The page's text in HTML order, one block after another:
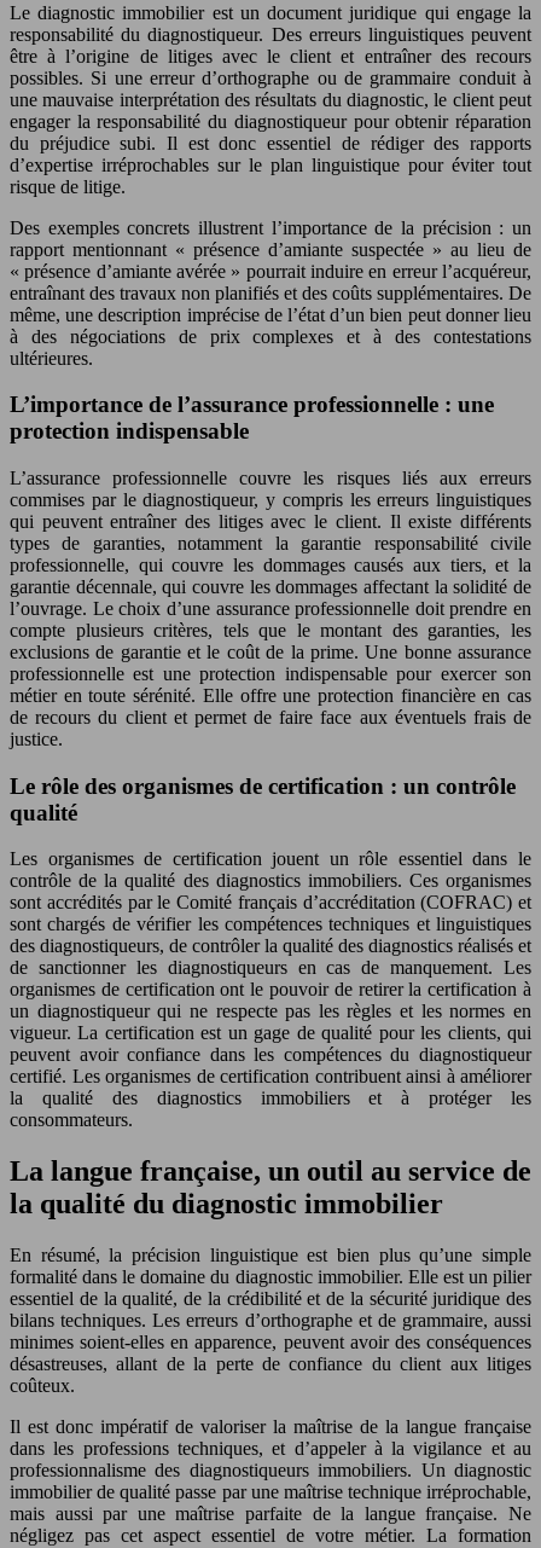
Le diagnostic immobilier est un document juridique qui engage la
responsabilité du diagnostiqueur. Des erreurs linguistiques peuvent
être à l’origine de litiges avec le client et entraîner des recours
possibles. Si une erreur d’orthographe ou de grammaire conduit à
une mauvaise interprétation des résultats du diagnostic, le client peut
engager la responsabilité du diagnostiqueur pour obtenir réparation
du préjudice subi. Il est donc essentiel de rédiger des rapports
d’expertise irréprochables sur le plan linguistique pour éviter tout
risque de litige.
Des exemples concrets illustrent l’importance de la précision : un
rapport mentionnant « présence d’amiante suspectée » au lieu de
« présence d’amiante avérée » pourrait induire en erreur l’acquéreur,
entraînant des travaux non planifiés et des coûts supplémentaires. De
même, une description imprécise de l’état d’un bien peut donner lieu
à des négociations de prix complexes et à des contestations
ultérieures.
L’importance de l’assurance professionnelle : une
protection indispensable
L’assurance professionnelle couvre les risques liés aux erreurs
commises par le diagnostiqueur, y compris les erreurs linguistiques
qui peuvent entraîner des litiges avec le client. Il existe différents
types de garanties, notamment la garantie responsabilité civile
professionnelle, qui couvre les dommages causés aux tiers, et la
garantie décennale, qui couvre les dommages affectant la solidité de
l’ouvrage. Le choix d’une assurance professionnelle doit prendre en
compte plusieurs critères, tels que le montant des garanties, les
exclusions de garantie et le coût de la prime. Une bonne assurance
professionnelle est une protection indispensable pour exercer son
métier en toute sérénité. Elle offre une protection financière en cas
de recours du client et permet de faire face aux éventuels frais de
justice.
Le rôle des organismes de certification : un contrôle
qualité
Les organismes de certification jouent un rôle essentiel dans le
contrôle de la qualité des diagnostics immobiliers. Ces organismes
sont accrédités par le Comité français d’accréditation (COFRAC) et
sont chargés de vérifier les compétences techniques et linguistiques
des diagnostiqueurs, de contrôler la qualité des diagnostics réalisés et
de sanctionner les diagnostiqueurs en cas de manquement. Les
organismes de certification ont le pouvoir de retirer la certification à
un diagnostiqueur qui ne respecte pas les règles et les normes en
vigueur. La certification est un gage de qualité pour les clients, qui
peuvent avoir confiance dans les compétences du diagnostiqueur
certifié. Les organismes de certification contribuent ainsi à améliorer
la qualité des diagnostics immobiliers et à protéger les
consommateurs.
La langue française, un outil au service de
la qualité du diagnostic immobilier
En résumé, la précision linguistique est bien plus qu’une simple
formalité dans le domaine du diagnostic immobilier. Elle est un pilier
essentiel de la qualité, de la crédibilité et de la sécurité juridique des
bilans techniques. Les erreurs d’orthographe et de grammaire, aussi
minimes soient-elles en apparence, peuvent avoir des conséquences
désastreuses, allant de la perte de confiance du client aux litiges
coûteux.
Il est donc impératif de valoriser la maîtrise de la langue française
dans les professions techniques, et d’appeler à la vigilance et au
professionnalisme des diagnostiqueurs immobiliers. Un diagnostic
immobilier de qualité passe par une maîtrise technique irréprochable,
mais aussi par une maîtrise parfaite de la langue française. Ne
négligez pas cet aspect essentiel de votre métier. La formation